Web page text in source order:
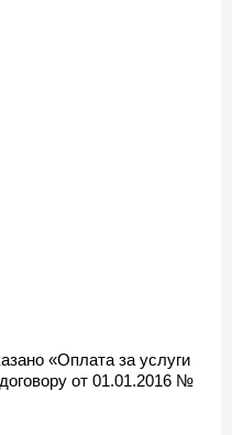
«Оплата за услуги
от 01.01.2016 №